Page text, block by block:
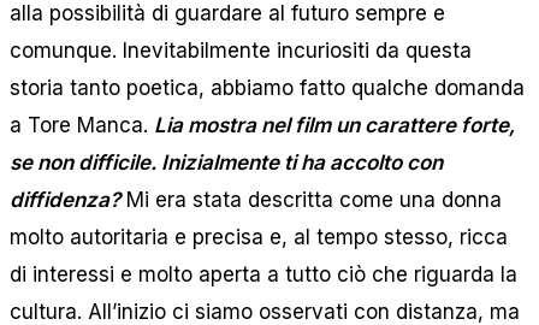
alla possibilità di guardare al futuro sempre e
comunque. Inevitabilmente incuriositi da questa
storia tanto poetica, abbiamo fatto qualche domanda
a Tore Manca. Lia mostra nel film un carattere forte,
se non difficile. Inizialmente ti ha accolto con
diffidenza?Mi era stata descritta come una donna
molto autoritaria e precisa e, al tempo stesso, ricca
di interessi e molto aperta a tutto ciò che riguarda la
cultura. All’inizio ci siamo osservati con distanza, ma